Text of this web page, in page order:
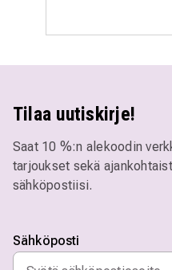
Tilaa uutiskirje!
Saat 10 %:n alekoodin
tarjoukset sekä
sähköpostiisi.
Sähköposti